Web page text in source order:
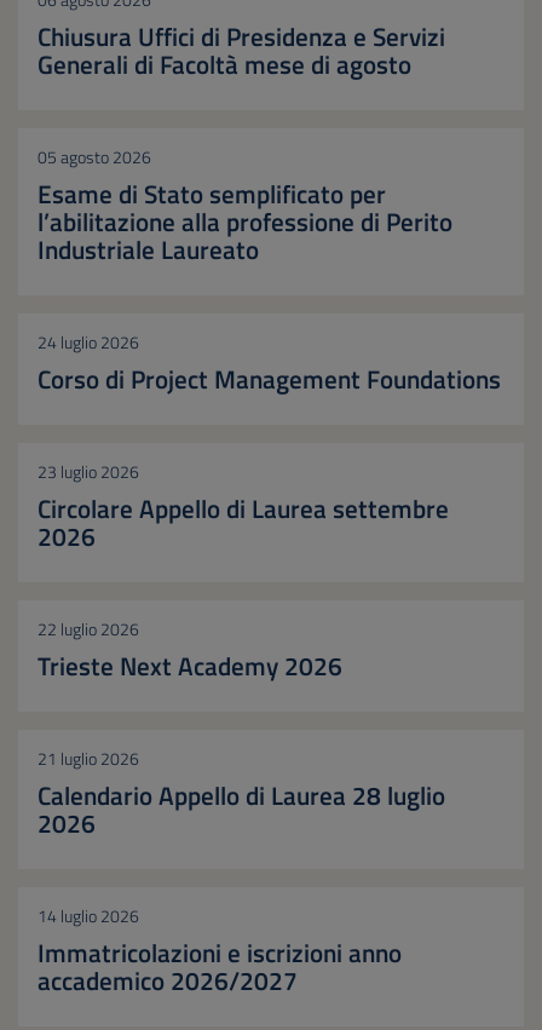
Chiusura Uffici di Presidenza e Servizi
Generali di Facoltà mese di agosto
05 agosto 2026
Esame di Stato semplificato per
l’abilitazione alla professione di Perito
Industriale Laureato
24 luglio 2026
Corso di Project Management Foundations
23 luglio 2026
Circolare Appello di Laurea settembre
2026
22 luglio 2026
Trieste Next Academy 2026
21 luglio 2026
Calendario Appello di Laurea 28 luglio
2026
14 luglio 2026
Immatricolazioni e iscrizioni anno
accademico 2026/2027